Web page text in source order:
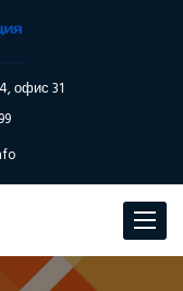
офис 31
Toggle